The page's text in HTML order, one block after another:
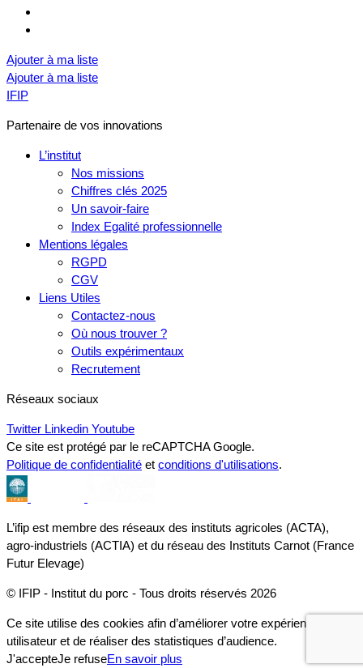
Ajouter à ma liste
Ajouter à ma liste
IFIP
Partenaire de vos innovations
L’institut
Nos missions
Chiffres clés 2025
Un savoir-faire
Index Egalité professionnelle
Mentions légales
RGPD
CGV
Liens Utiles
Contactez-nous
Où nous trouver ?
Outils expérimentaux
Recrutement
Réseaux sociaux
Twitter Linkedin Youtube
Ce site est protégé par le reCAPTCHA Google.
Politique de confidentialité et conditions d'utilisations.
L’ifip est membre des réseaux des instituts agricoles (ACTA),
agro-industriels (ACTIA) et du réseau des Instituts Carnot (France
Futur Elevage)
© IFIP - Institut du porc - Tous droits réservés 2026
Ce site utilise des cookies afin d’améliorer votre expérience
utilisateur et de réaliser des statistiques d’audience.
J'accepteJe refuseEn savoir plus